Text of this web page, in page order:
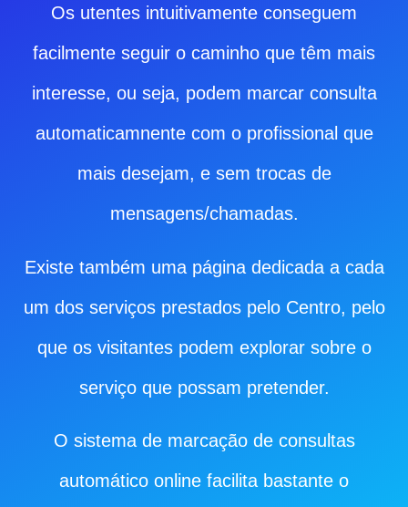
Os utentes intuitivamente conseguem
facilmente seguir o caminho que têm mais
interesse, ou seja, podem marcar consulta
automaticamnente com o profissional que
mais desejam, e sem trocas de
mensagens/chamadas.
Existe também uma página dedicada a cada
um dos serviços prestados pelo Centro, pelo
que os visitantes podem explorar sobre o
serviço que possam pretender.
O sistema de marcação de consultas
automático online facilita bastante o